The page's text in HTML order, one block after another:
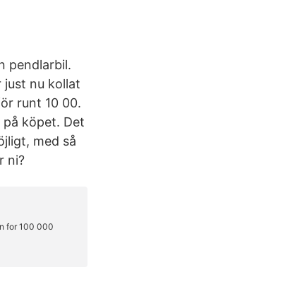
pendlarbil.
just nu kollat
runt 10 00.
köpet. Det
med så
ni?